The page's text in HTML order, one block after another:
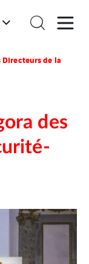
Directeurs de la
des